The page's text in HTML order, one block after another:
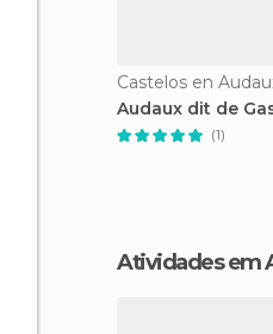
Castelos en
Audaux dit de
(1)
Atividades em